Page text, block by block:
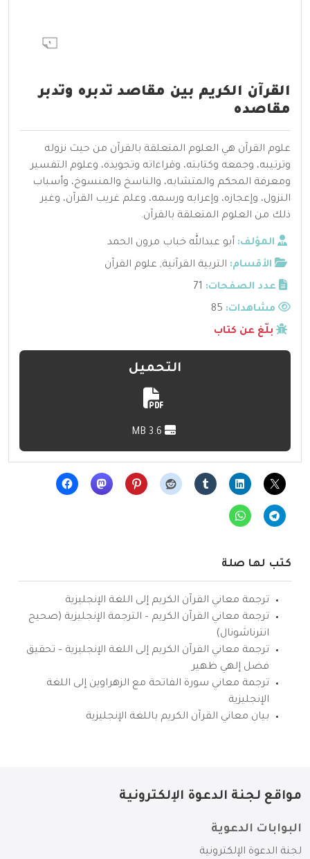
القرآن الكريم بين مقاصد تدبره وتدبر
مقاصده
علوم القرآن هي العلوم المتعلقة بالقرآن من حيث نزوله
وترتيبه، وجمعه وكتابته، وقراءاته وتجويده، وعلوم التفسير
ومعرفة المحكم والمتشابه، والناسخ والمنسوخ، وأسباب
النزول، وإعجازه، وإعرابه ورسمه، وعلم غريب القرآن، وغير
ذلك من العلوم المتعلقة بالقرآن.
المؤلف: أبو عبدالله خباب مرون الحمد
الأقسام: التربية القرآنية, علوم القرآن
عدد الصفحات: 71
مشاهدات:
بلّغ عن كتاب
التحميل
كتب لها صلة
ترجمة معاني القرآن الكريم إلى اللغة الإنجليزية
ترجمة معاني القرآن الكريم – الترجمة الإنجليزية (صحيح
انترناشونال)
ترجمة معاني القرآن الكريم إلى اللغة الإنجليزية – تحقيق
فضل إلهي ظهير
ترجمة معاني سورة الفاتحة مع الزهراوين إلى اللغة
الإنجليزية
بيان معاني القرآن الكريم باللغة الإنجليزية
مواقع لجنة الدعوة الإلكترونية
البوابات الدعوية
لجنة الدعوة الإلكترونية